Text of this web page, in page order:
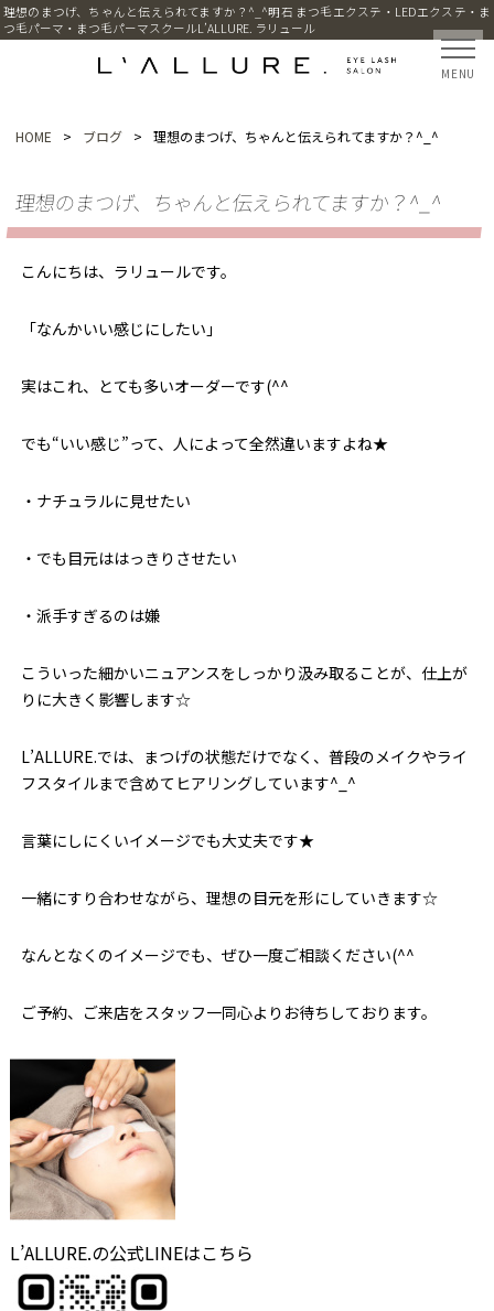
理想のまつげ、ちゃんと伝えられてますか？^_^明石 まつ毛エクステ・LEDエクステ・ま
つ毛パーマ・まつ毛パーマスクールL’ALLURE. ラリュール
MENU
HOME > ブログ > 理想のまつげ、ちゃんと伝えられてますか？^_^
理想のまつげ、ちゃんと伝えられてますか？^_^
こんにちは、ラリュールです。
「なんかいい感じにしたい」
実はこれ、とても多いオーダーです(^^
でも“いい感じ”って、人によって全然違いますよね★
・ナチュラルに見せたい
・でも目元ははっきりさせたい
・派手すぎるのは嫌
こういった細かいニュアンスをしっかり汲み取ることが、仕上が
りに大きく影響します☆
L’ALLURE.では、まつげの状態だけでなく、普段のメイクやライ
フスタイルまで含めてヒアリングしています^_^
言葉にしにくいイメージでも大丈夫です★
一緒にすり合わせながら、理想の目元を形にしていきます☆
なんとなくのイメージでも、ぜひ一度ご相談ください(^^
ご予約、ご来店をスタッフ一同心よりお待ちしております。
L’ALLURE.の公式LINEはこちら